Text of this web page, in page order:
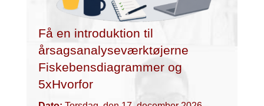
Få en introduktion til
årsagsanalyseværktøjerne
Fiskebensdiagrammer og
5xHvorfor